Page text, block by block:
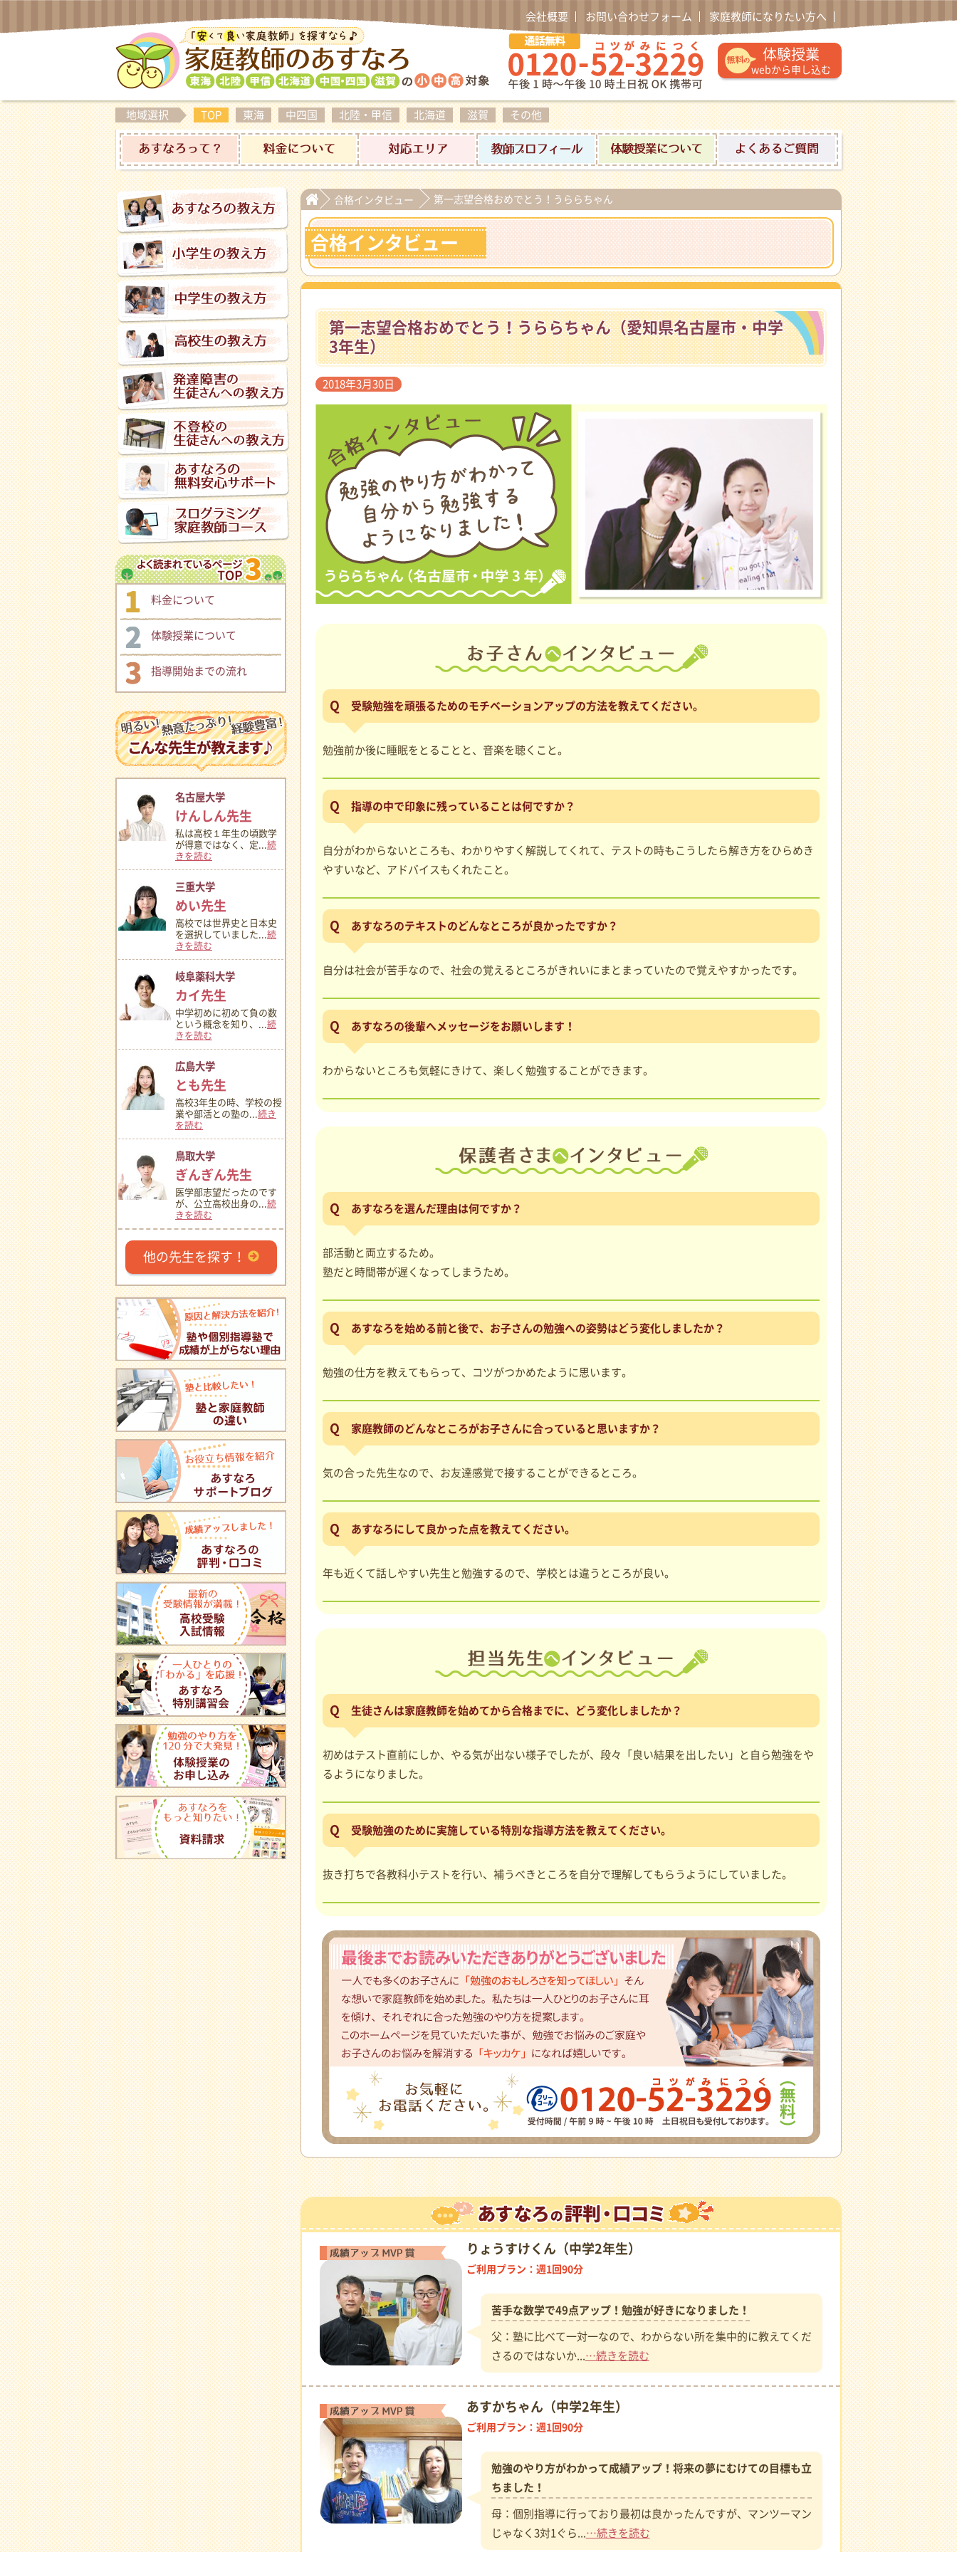
会社概要 お問い合わせフォーム 家庭教師になりたい方へ
通話無料 0120-52-3229 午後1時〜午後10時土日祝日
体験授業
webから申し込む
地域選択 TOP 東海 中四国 北陸・甲信 北海道 滋賀 その他
あすなろって？ 料金について 対応エリア 家庭教師プロフィール 体験授業について よくあるご質問
料金について
体験授業について
指導開始までの流れ
名古屋大学
けんしん先生
私は高校１年生の頃数学
が得意ではなく、定... 続
きを読む
三重大学
めい先生
高校では世界史と日本史
を選択していました... 続
きを読む
岐阜薬科大学
カイ先生
中学初めに初めて負の数
という概念を知り、... 続
きを読む
広島大学
とも先生
高校3年生の時、学校の授
業や部活との塾の... 続き
を読む
鳥取大学
ぎんぎん先生
医学部志望だったのです
が、公立高校出身の... 続
きを読む
他の先生を探す！
合格インタビュー 第一志望合格おめでとう！うららちゃん
合格インタビュー
第一志望合格おめでとう！うららちゃん（愛知県名古屋市・中学
3年生）
2018年3月30日
受験勉強を頑張るためのモチベーションアップの方法を教えてください。
勉強前か後に睡眠をとることと、音楽を聴くこと。
指導の中で印象に残っていることは何ですか？
自分がわからないところも、わかりやすく解説してくれて、テストの時もこうしたら解き方をひらめき
やすいなど、アドバイスもくれたこと。
あすなろのテキストのどんなところが良かったですか？
自分は社会が苦手なので、社会の覚えるところがきれいにまとまっていたので覚えやすかったです。
あすなろの後輩へメッセージをお願いします！
わからないところも気軽にきけて、楽しく勉強することができます。
あすなろを選んだ理由は何ですか？
部活動と両立するため。
塾だと時間帯が遅くなってしまうため。
あすなろを始める前と後で、お子さんの勉強への姿勢はどう変化しましたか？
勉強の仕方を教えてもらって、コツがつかめたように思います。
家庭教師のどんなところがお子さんに合っていると思いますか？
気の合った先生なので、お友達感覚で接することができるところ。
あすなろにして良かった点を教えてください。
年も近くて話しやすい先生と勉強するので、学校とは違うところが良い。
生徒さんは家庭教師を始めてから合格までに、どう変化しましたか？
初めはテスト直前にしか、やる気が出ない様子でしたが、段々「良い結果を出したい」と自ら勉強をや
るようになりました。
受験勉強のために実施している特別な指導方法を教えてください。
抜き打ちで各教科小テストを行い、補うべきところを自分で理解してもらうようにしていました。
成績アップMVP賞
りょうすけくん（中学2年生）
ご利用プラン：週1回90分
苦手な数学で49点アップ！勉強が好きになりました！
父：塾に比べて一対一なので、わからない所を集中的に教えてくだ
さるのではないか... …続きを読む
成績アップMVP賞
あすかちゃん（中学2年生）
ご利用プラン：週1回90分
勉強のやり方がわかって成績アップ！将来の夢にむけての目標も立
ちました！
母：個別指導に行っており最初は良かったんですが、マンツーマン
じゃなく3対1ぐら... …続きを読む